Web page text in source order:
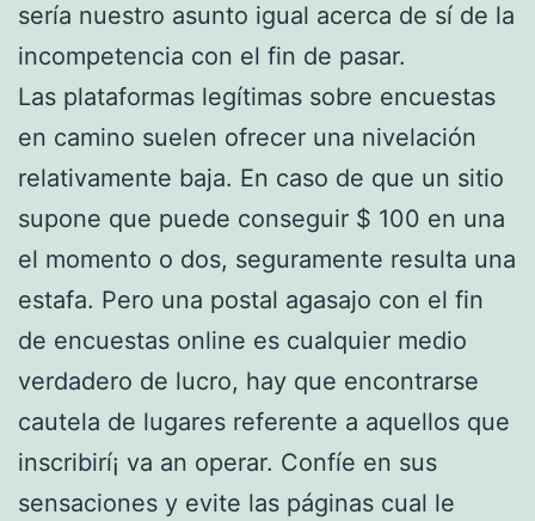
serí­a nuestro asunto igual acerca de sí de la
incompetencia con el fin de pasar.
Las plataformas legítimas sobre encuestas
en camino suelen ofrecer una nivelación
relativamente baja. En caso de que un sitio
supone que puede conseguir $ 100 en una
el momento o dos, seguramente resulta una
estafa. Pero una postal agasajo con el fin
de encuestas online es cualquier medio
verdadero de lucro, hay que encontrarse
cautela de lugares referente a aquellos que
inscribirí¡ va an operar. Confíe en sus
sensaciones y evite las páginas cual le